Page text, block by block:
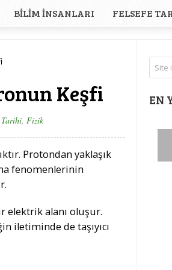
BILIM İNSANLARI FELSEFE
Keşfi
, Fizik
Protondan yaklaşık
fenomenlerinin
elektrik alanı oluşur.
iletiminde de taşıyıcı
EN